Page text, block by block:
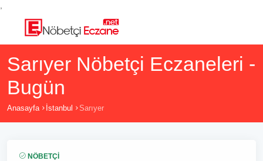
Sarıyer Nöbetçi Eczaneleri -
Bugün
Anasayfa İstanbul Sarıyer
NÖBETÇI